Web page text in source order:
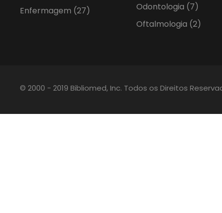
Enfermagem (27)
Odontologia (7)
Oftalmologia (2)
© 2000 - 2019 Bibliomed, Inc. Todos os Direitos